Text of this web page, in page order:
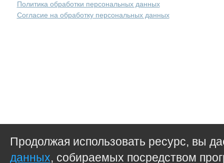
Политика обработки персональных данных
Согласие на обработку персональных данных
Продолжая использовать ресурс, вы
данных, собираемых посредством